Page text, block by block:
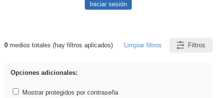
Iniciar sesión
Resultados de: acanalado
0medios totales (hay filtros aplicados) Limpiar filtros Filtros
Opciones adicionales:
Mostrar protegidos por contraseña